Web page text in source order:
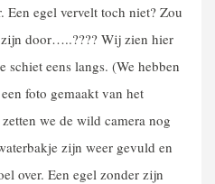
Een egel vervelt toch niet? Zou
door…..???? Wij zien hier
schiet eens langs. (We hebben
foto gemaakt van het
we de wild camera nog
zijn weer gevuld en
over. Een egel zonder zijn